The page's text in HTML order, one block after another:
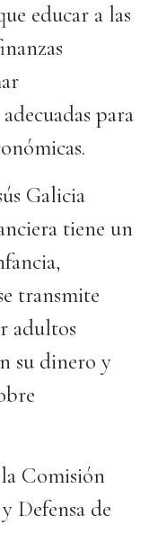
educar a las
para
Galicia
tiene un
transmite
adultos
su dinero y
Comisión
Defensa de